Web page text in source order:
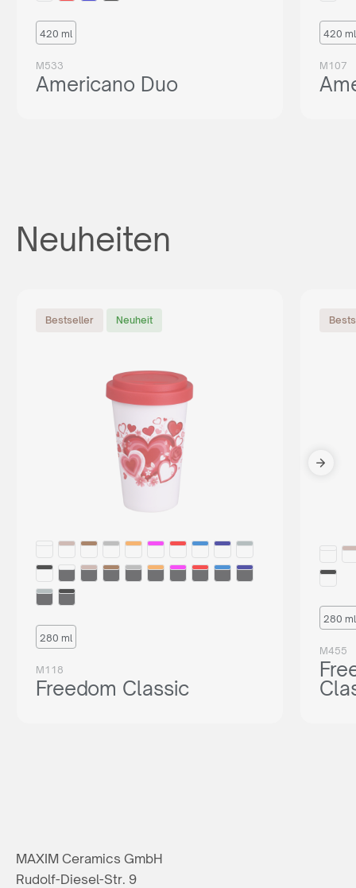
420 ml
M533
Americano Duo
420 ml
M107
Neuheiten
Bestseller Neuheit
280 ml
M118
Freedom Classic
280 ml
M455
MAXIM Ceramics GmbH
Rudolf-Diesel-Str. 9